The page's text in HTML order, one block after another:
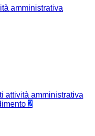
amministrativa
attività amministrativa
2